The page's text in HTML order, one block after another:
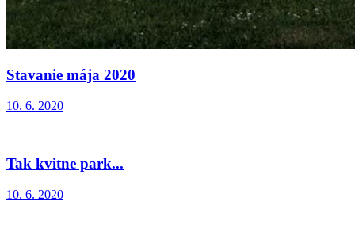
Stavanie mája 2020
10. 6. 2020
Tak kvitne park...
10. 6. 2020